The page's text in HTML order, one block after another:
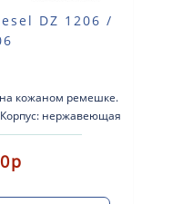
DZ 1206 /
кожаном ремешке.
нержавеющая
Стекло: минер..